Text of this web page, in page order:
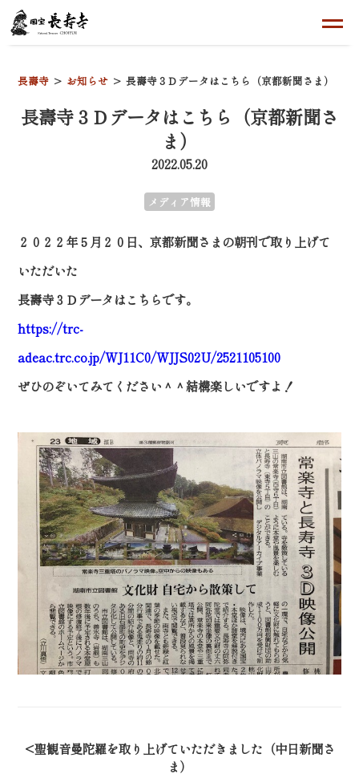
長壽寺 お知らせ 長壽寺３Ｄデータはこちら（京都新聞さま）
長壽寺３Ｄデータはこちら（京都新聞さ
ま）
2022.05.20
メディア情報
２０２２年５月２０日、京都新聞さまの朝刊で取り上げて
いただいた
長壽寺３Ｄデータはこちらです。
https://trc-
adeac.trc.co.jp/WJ11C0/WJJS02U/2521105100
ぜひのぞいてみてください＾＾結構楽しいですよ！
聖観音曼陀羅を取り上げていただきました（中日新聞さ
ま）